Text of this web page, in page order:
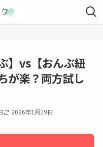
】vs【おんぶ紐
が楽？両方試し
2026年1月19日